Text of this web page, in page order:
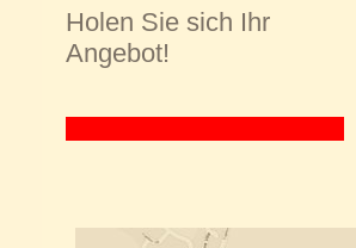
Holen Sie sich Ihr
Angebot!